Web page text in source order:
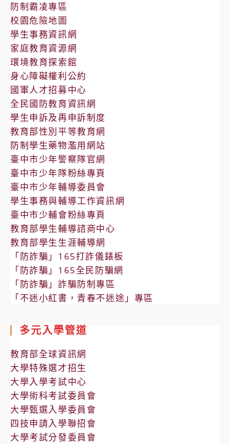
防制霸凌專區
校園危險地圖
學生事務資訊網
家庭教育資源網
環境教育探索館
身心障礙權利公約
國軍人才招募中心
全民國防教育資訊網
學生申訴及再申訴制度
教育部性別平等教育網
防制學生藥物濫用網站
臺中市少年警察隊官網
臺中市少年隊粉絲專頁
臺中市少年輔導委員會
學生事務與輔導工作資訊網
臺中市少輔會粉絲專頁
教育部學生輔導諮商中心
教育部學生生涯輔導網
「防詐騙」165打詐儀錶板
「防詐騙」165全民防騙網
「防詐騙」詐騙防制專區
「不迷小紅書，青春不迷途」專區
多元入學管道
教育部全球資訊網
大學特殊選才招生
大學入學考試中心
大學術科考試委員會
大學甄選入學委員會
四技申請入學聯招會
大學考試分發委員會